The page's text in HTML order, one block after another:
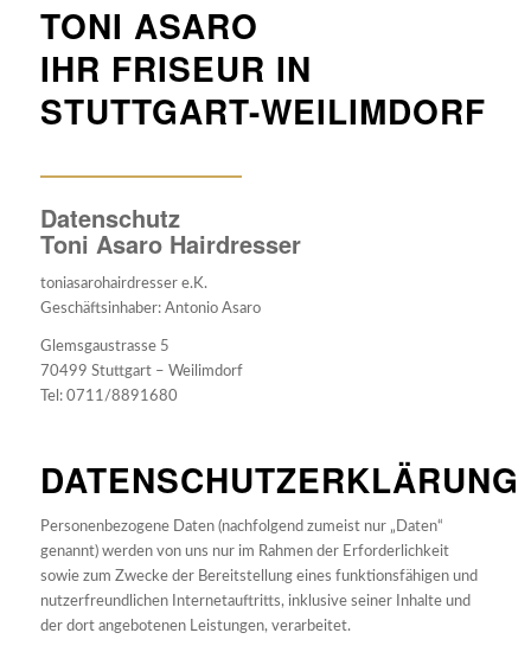
TONI ASARO
IHR FRISEUR IN
STUTTGART-WEILIMDORF
Datenschutz
Toni Asaro Hairdresser
toniasarohairdresser e.K.
Geschäftsinhaber: Antonio Asaro
Glemsgaustrasse 5
70499 Stuttgart – Weilimdorf
Tel: 0711/8891680
DATENSCHUTZERKLÄRUNG
Personenbezogene Daten (nachfolgend zumeist nur „Daten“
genannt) werden von uns nur im Rahmen der Erforderlichkeit
sowie zum Zwecke der Bereitstellung eines funktionsfähigen und
nutzerfreundlichen Internetauftritts, inklusive seiner Inhalte und
der dort angebotenen Leistungen, verarbeitet.